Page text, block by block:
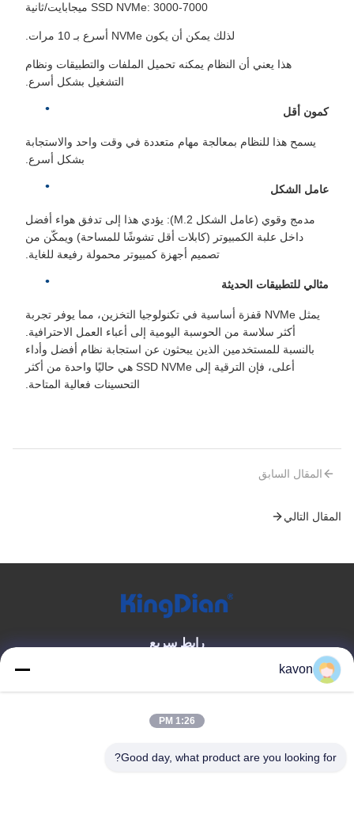
SSD NVMe: 3000-7000 ميجابايت/ثانية
لذلك يمكن أن يكون NVMe أسرع بـ 10 مرات.
هذا يعني أن النظام يمكنه تحميل الملفات والتطبيقات ونظام
التشغيل بشكل أسرع.
كمون أقل
يسمح هذا للنظام بمعالجة مهام متعددة في وقت واحد والاستجابة
بشكل أسرع.
عامل الشكل
مدمج وقوي (عامل الشكل M.2): يؤدي هذا إلى تدفق هواء أفضل
داخل علبة الكمبيوتر (كابلات أقل تشوشًا للمساحة) ويمكّن من
تصميم أجهزة كمبيوتر محمولة رفيعة للغاية.
مثالي للتطبيقات الحديثة
يمثل NVMe قفزة أساسية في تكنولوجيا التخزين، مما يوفر تجربة
أكثر سلاسة من الحوسبة اليومية إلى أعباء العمل الاحترافية.
بالنسبة للمستخدمين الذين يبحثون عن استجابة نظام أفضل وأداء
أعلى، فإن الترقية إلى SSD NVMe هي حاليًا واحدة من أكثر
التحسينات فعالية المتاحة.
المقال السابق
المقال التالي
رابط سريع
محرك الحالة الصلبة للمستهلك
kavon
1:26 PM
Good day, what product are you looking for?